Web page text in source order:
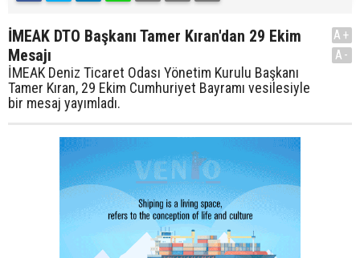
İMEAK DTO Başkanı Tamer Kıran'dan 29 Ekim
Mesajı
İMEAK Deniz Ticaret Odası Yönetim Kurulu Başkanı
Tamer Kıran, 29 Ekim Cumhuriyet Bayramı vesilesiyle
bir mesaj yayımladı.
A+
A-